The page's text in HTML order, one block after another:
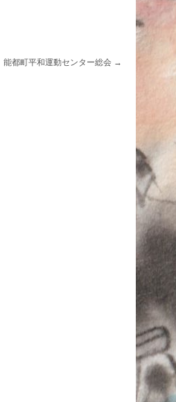
能都町平和運動センター総会 →